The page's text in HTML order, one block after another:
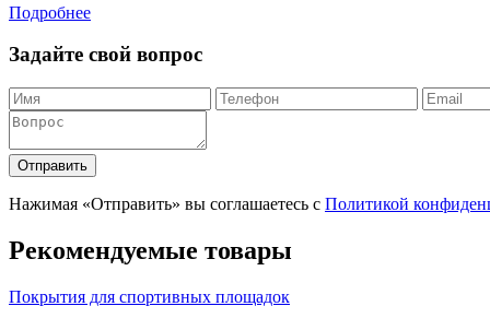
Подробнее
Задайте свой вопрос
Отправить
Нажимая «Отправить» вы соглашаетесь с Политикой
Рекомендуемые товары
Покрытия для спортивных площадок